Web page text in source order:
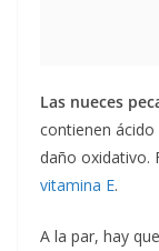
Las nueces
contienen
daño oxidativo.
vitamina E.
A la par, hay